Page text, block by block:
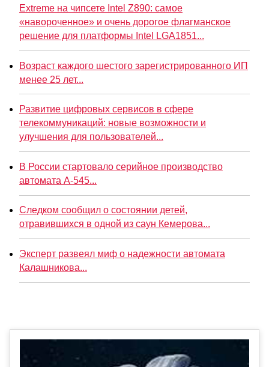
Extreme на чипсете Intel Z890: самое
«навороченное» и очень дорогое флагманское
решение для платформы Intel LGA1851...
Возраст каждого шестого зарегистрированного ИП
менее 25 лет...
Развитие цифровых сервисов в сфере
телекоммуникаций: новые возможности и
улучшения для пользователей...
В России стартовало серийное производство
автомата А-545...
Следком сообщил о состоянии детей,
отравившихся в одной из саун Кемерова...
Эксперт развеял миф о надежности автомата
Калашникова...